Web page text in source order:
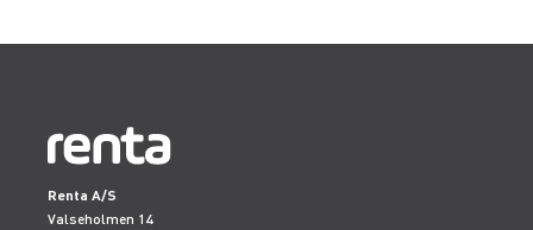
Renta A/S
Valseholmen 14